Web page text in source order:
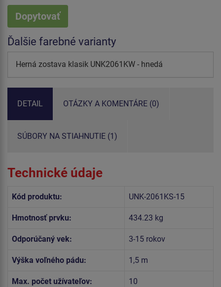
Dopytovať
Ďalšie farebné varianty
Herná zostava klasik UNK2061KW - hnedá
DETAIL OTÁZKY A KOMENTÁRE (0)
SÚBORY NA STIAHNUTIE (1)
Technické údaje
Kód produktu: UNK-2061KS-15
Hmotnosť prvku: 434.23 kg
Odporúčaný vek: 3-15 rokov
Výška voľného pádu: 1,5 m
Max. počet užívateľov: 10